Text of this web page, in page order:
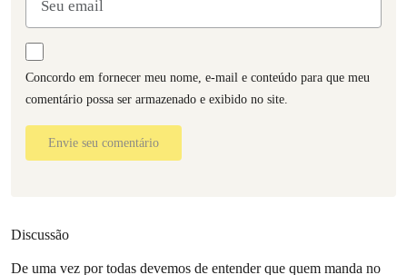
Concordo em fornecer meu nome, e-mail e conteúdo para que meu
comentário possa ser armazenado e exibido no site.
Envie seu comentário
Discussão
De uma vez por todas devemos de entender que quem manda no